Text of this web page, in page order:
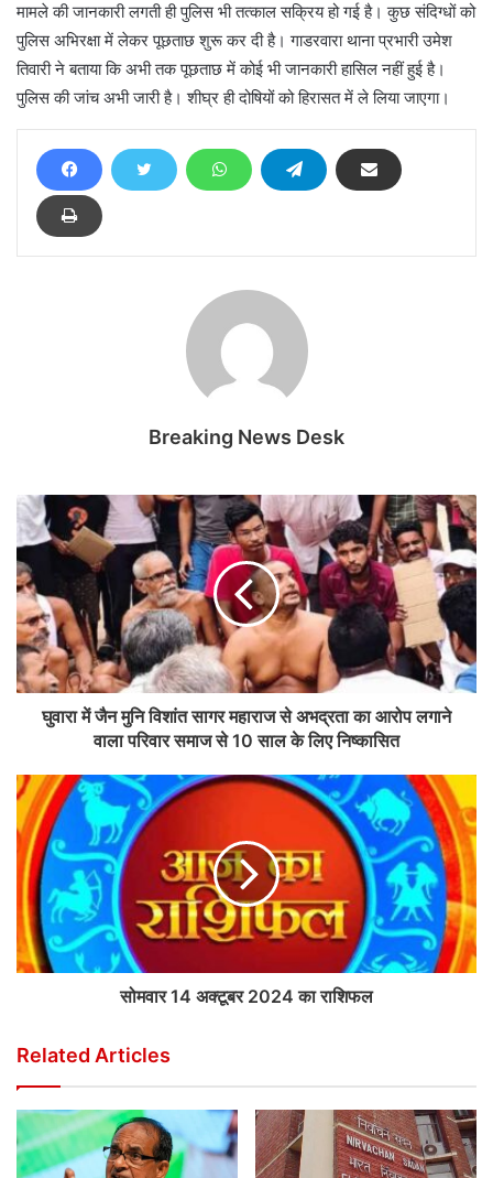
मामले की जानकारी लगती ही पुलिस भी तत्काल सक्रिय हो गई है। कुछ संदिग्धों को
पुलिस अभिरक्षा में लेकर पूछताछ शुरू कर दी है। गाडरवारा थाना प्रभारी उमेश
तिवारी ने बताया कि अभी तक पूछताछ में कोई भी जानकारी हासिल नहीं हुई है।
पुलिस की जांच अभी जारी है। शीघ्र ही दोषियों को हिरासत में ले लिया जाएगा।
Breaking News Desk
घुवारा में जैन मुनि विशांत सागर महाराज से अभद्रता का आरोप लगाने
वाला परिवार समाज से 10 साल के लिए निष्कासित
सोमवार 14 अक्टूबर 2024 का राशिफल
Related Articles